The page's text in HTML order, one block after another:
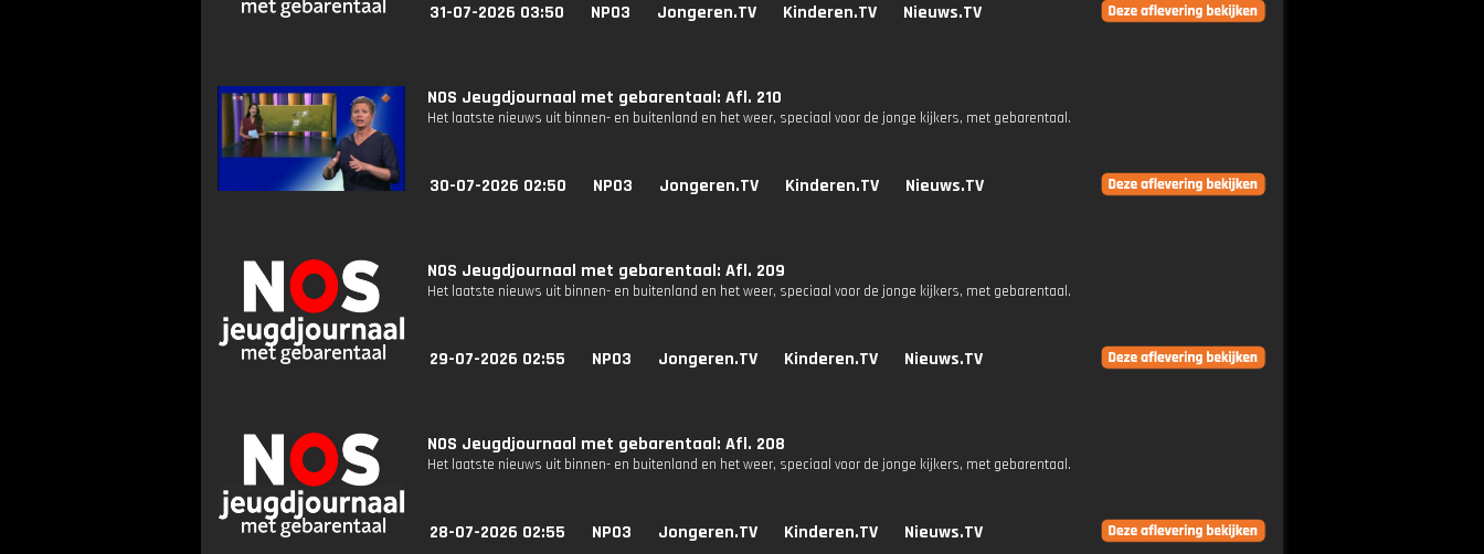
31-07-2026 03:50 NPO3 Jongeren.TV Kinderen.TV Nieuws.TV
NOS Jeugdjournaal met gebarentaal: Afl. 210
Het laatste nieuws uit binnen- en buitenland en het weer, speciaal voor de jonge kijkers, met gebarentaal.
30-07-2026 02:50 NPO3 Jongeren.TV Kinderen.TV Nieuws.TV
NOS Jeugdjournaal met gebarentaal: Afl. 209
Het laatste nieuws uit binnen- en buitenland en het weer, speciaal voor de jonge kijkers, met gebarentaal.
29-07-2026 02:55 NPO3 Jongeren.TV Kinderen.TV Nieuws.TV
NOS Jeugdjournaal met gebarentaal: Afl. 208
Het laatste nieuws uit binnen- en buitenland en het weer, speciaal voor de jonge kijkers, met gebarentaal.
28-07-2026 02:55 NPO3 Jongeren.TV Kinderen.TV Nieuws.TV